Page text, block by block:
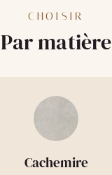
CHOISIR
Par matière
Cachemire